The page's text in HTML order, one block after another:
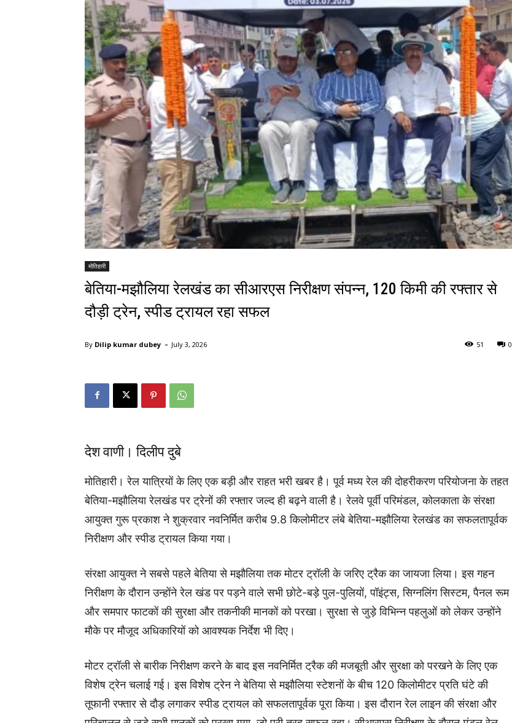
मोतिहारी
बेतिया-मझौलिया रेलखंड का सीआरएस निरीक्षण संपन्न, 120 किमी की रफ्तार से
दौड़ी ट्रेन, स्पीड ट्रायल रहा सफल
By Dilip kumar dubey - July 3, 2026 0
51
देश वाणी। दिलीप दुबे
मोतिहारी। रेल यात्रियों के लिए एक बड़ी और राहत भरी खबर है। पूर्व मध्य रेल की दोहरीकरण परियोजना के तहत
बेतिया-मझौलिया रेलखंड पर ट्रेनों की रफ्तार जल्द ही बढ़ने वाली है। रेलवे पूर्वी परिमंडल, कोलकाता के संरक्षा
आयुक्त गुरू प्रकाश ने शुक्रवार नवनिर्मित करीब 9.8 किलोमीटर लंबे बेतिया-मझौलिया रेलखंड का सफलतापूर्वक
निरीक्षण और स्पीड ट्रायल किया गया।
संरक्षा आयुक्त ने सबसे पहले बेतिया से मझौलिया तक मोटर ट्रॉली के जरिए ट्रैक का जायजा लिया। इस गहन
निरीक्षण के दौरान उन्होंने रेल खंड पर पड़ने वाले सभी छोटे-बड़े पुल-पुलियों, पॉइंट्स, सिग्नलिंग सिस्टम, पैनल रूम
और समपार फाटकों की सुरक्षा और तकनीकी मानकों को परखा। सुरक्षा से जुड़े विभिन्न पहलुओं को लेकर उन्होंने
मौके पर मौजूद अधिकारियों को आवश्यक निर्देश भी दिए।
मोटर ट्रॉली से बारीक निरीक्षण करने के बाद इस नवनिर्मित ट्रैक की मजबूती और सुरक्षा को परखने के लिए एक
विशेष ट्रेन चलाई गई। इस विशेष ट्रेन ने बेतिया से मझौलिया स्टेशनों के बीच 120 किलोमीटर प्रति घंटे की
तूफानी रफ्तार से दौड़ लगाकर स्पीड ट्रायल को सफलतापूर्वक पूरा किया। इस दौरान रेल लाइन की संरक्षा और